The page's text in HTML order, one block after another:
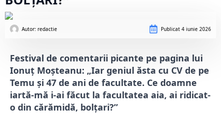
Autor: redactie Publicat 4 iunie 2026
Festival de comentarii picante pe pagina lui
Ionuț Moșteanu: „Iar geniul ăsta cu CV de pe
Temu și 47 de ani de facultate. Ce doamne
iartă-mă i-ai făcut la facultatea aia, ai ridicat-
o din cărămidă, bolțari?”